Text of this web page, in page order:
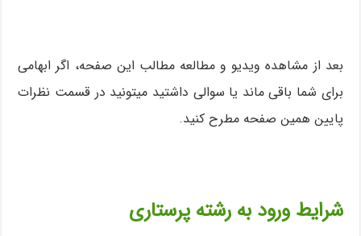
بعد از مشاهده ویدیو و مطالعه مطالب این صفحه، اگر ابهامی
برای شما باقی ماند یا سوالی داشتید میتونید در قسمت نظرات
پایین همین صفحه مطرح کنید.
شرایط ورود به رشته پرستاری